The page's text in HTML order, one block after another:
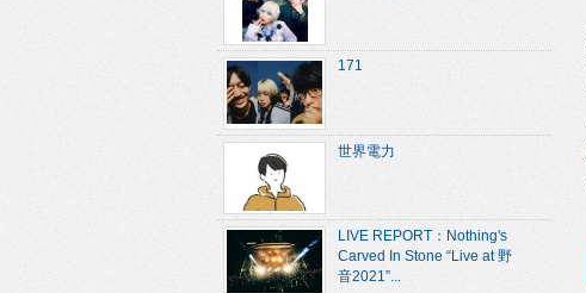
171
世界電力
LIVE REPORT：Nothing's
Carved In Stone “Live at 野
音2021”...